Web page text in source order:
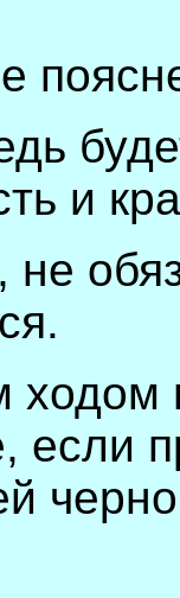
и
ходом
если